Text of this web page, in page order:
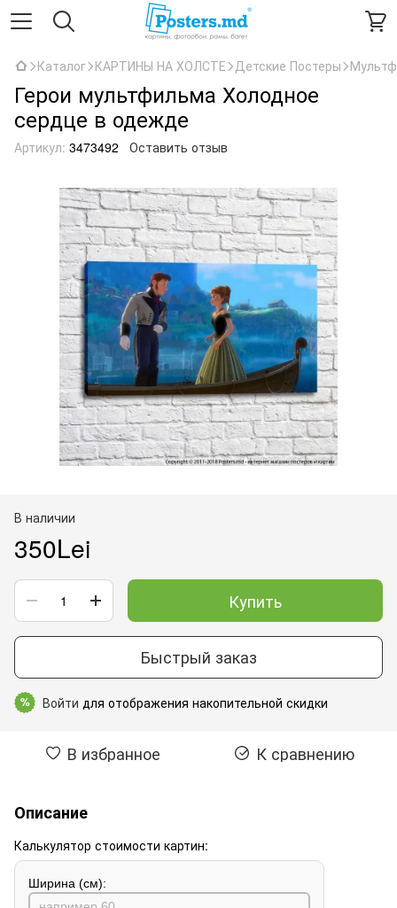
Каталог КАРТИНЫ НА ХОЛСТЕ Детские Постеры
Герои мультфильма Холодное
сердце в одежде
Артикул: 3473492 Оставить отзыв
В наличии
350Lei
Купить
Быстрый заказ
% Войти для отображения накопительной скидки
В избранное К сравнению
Описание
Калькулятор стоимости картин:
Ширина (см):